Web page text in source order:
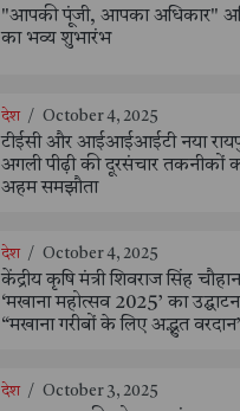
"आपकी पूंजी, आपका अधिकार"
का भव्य शुभारंभ
देश / October 4, 2025
टीईसी और आईआईआईटी नया
अगली पीढ़ी की दूरसंचार तकनीकों
अहम समझौता
देश / October 4, 2025
केंद्रीय कृषि मंत्री शिवराज सिंह
‘मखाना महोत्सव 2025’ का
“मखाना गरीबों के लिए अद्भुत
देश / October 3, 2025